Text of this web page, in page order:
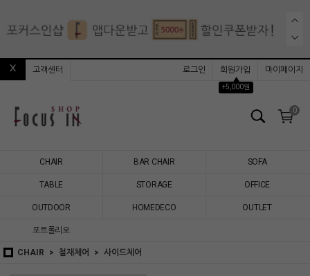
고객센터 로그인
회원가입
▲
+5,000원
마이페이지
0
CHAIR BAR CHAIR SOFA
TABLE STORAGE OFFICE
OUTDOOR HOMEDECO OUTLET
포트폴리오
CHAIR 철재체어 사이드체어